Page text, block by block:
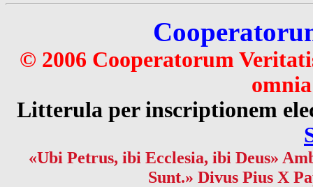
© 2006 Cooperatorum
Litterula per inscriptionem
«Ubi Petrus, ibi Ecclesia, ibi Deus»
Sunt.» Divus Pius X